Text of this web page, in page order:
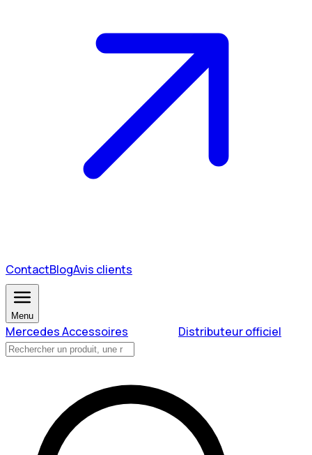
ContactBlogAvis clients
Menu
Mercedes Accessoires Distributeur officiel